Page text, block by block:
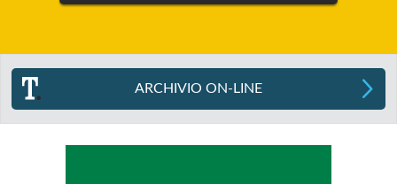
ARCHIVIO ON-LINE